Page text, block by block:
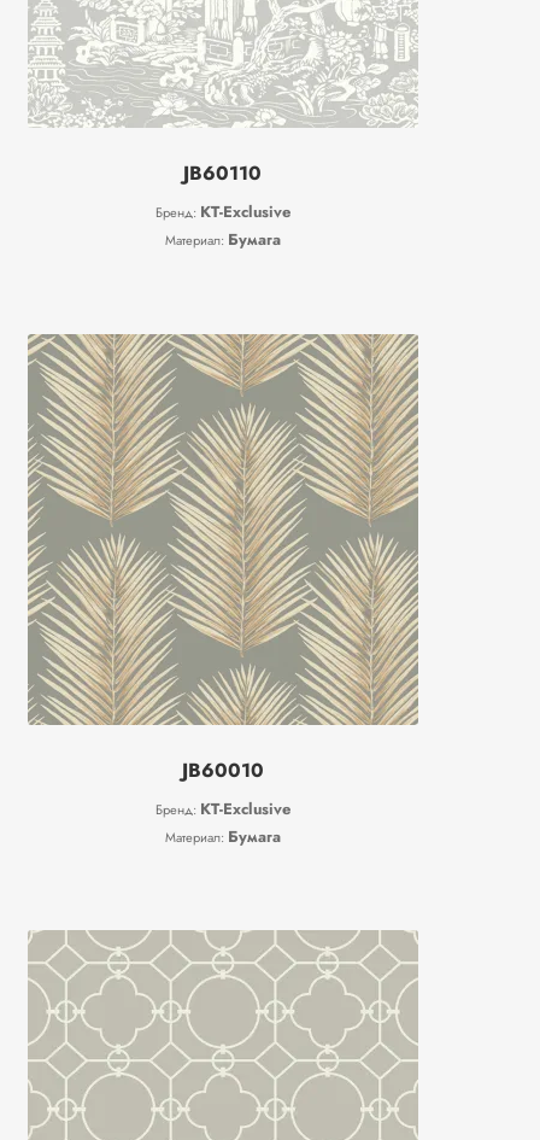
JB60110
Бренд: KT-Exclusive
Материал: Бумага
JB60010
Бренд: KT-Exclusive
Материал: Бумага